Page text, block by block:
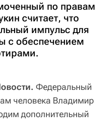
по правам
считает, что
импульс для
с обеспечением
Федеральный
человека Владимир
дополнительный